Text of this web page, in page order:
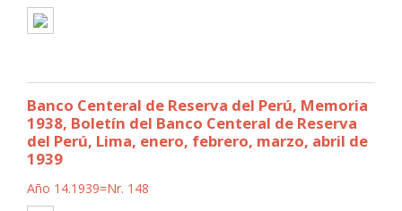
Banco Centeral de Reserva del Perú, Memoria
1938, Boletín del Banco Centeral de Reserva
del Perú, Lima, enero, febrero, marzo, abril de
1939
Año 14.1939=Nr. 148